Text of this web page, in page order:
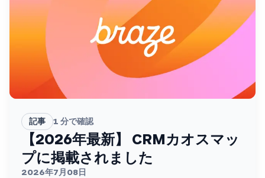
記事 1 分で確認
【2026年最新】 CRMカオスマッ
プに掲載されました
2026年7月08日